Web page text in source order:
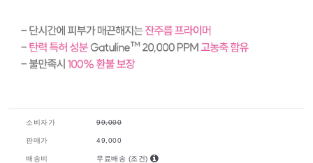
소비자가 99,000
판매가 49,000
배송비 무료배송 (조건)